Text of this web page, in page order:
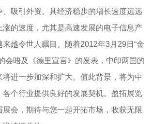
、吸引外资。其经济稳步的增长速度远远
涨的速度，尤其是高速发展的电子信息产
来越令世人瞩目。随着2012年3月29日“金
会晤及《德里宣言》的发表，中印两国的
将进一步加深和扩大。值此背景，将为中
各个行业提供良好的发展契机。盈拓展览
展会，期待与您一起开拓市场，收获无限